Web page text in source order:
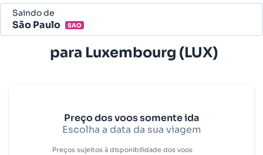
Saindo de
São Paulo SAO
Belo Horizonte - Todos (BHZ)
Brasília (BSB)
para Luxembourg (LUX)
Preço dos voos somente ida
Escolha a data da sua viagem
Preços sujeitos à disponibilidade dos voos